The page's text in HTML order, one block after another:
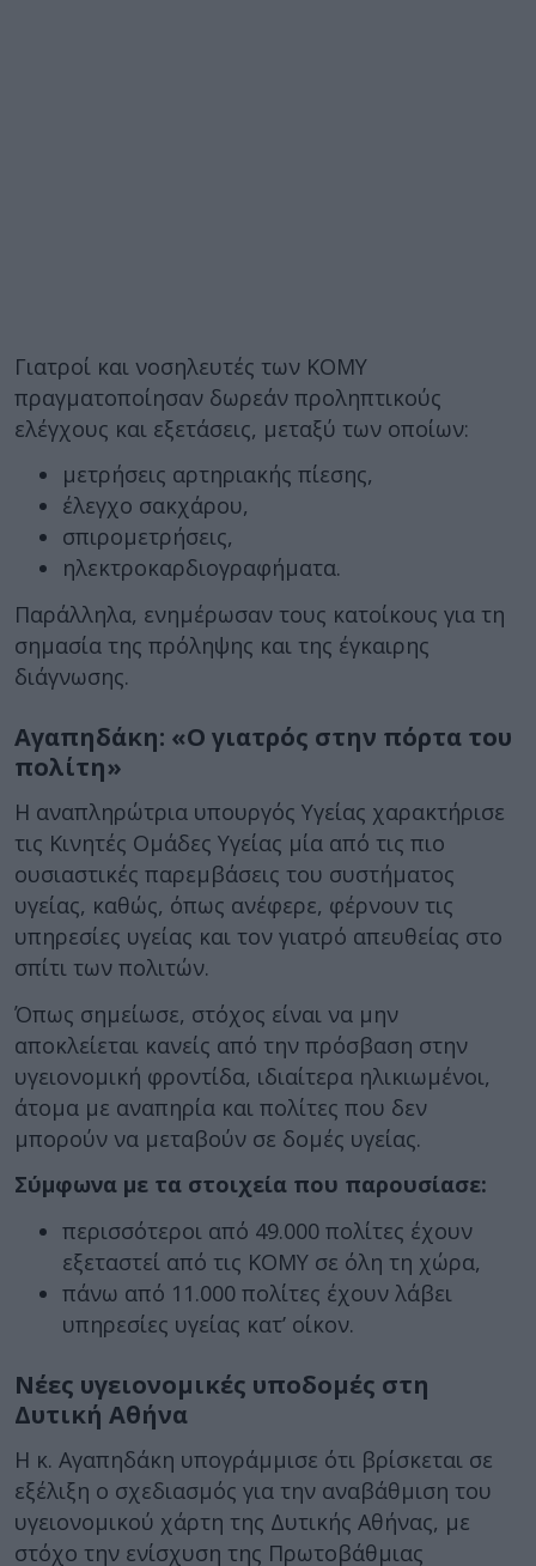
Γιατροί και νοσηλευτές των ΚΟΜΥ
πραγματοποίησαν δωρεάν προληπτικούς
ελέγχους και εξετάσεις, μεταξύ των οποίων:
μετρήσεις αρτηριακής πίεσης,
έλεγχο σακχάρου,
σπιρομετρήσεις,
ηλεκτροκαρδιογραφήματα.
Παράλληλα, ενημέρωσαν τους κατοίκους για τη
σημασία της πρόληψης και της έγκαιρης
διάγνωσης.
Αγαπηδάκη: «Ο γιατρός στην πόρτα του
πολίτη»
Η αναπληρώτρια υπουργός Υγείας χαρακτήρισε
τις Κινητές Ομάδες Υγείας μία από τις πιο
ουσιαστικές παρεμβάσεις του συστήματος
υγείας, καθώς, όπως ανέφερε, φέρνουν τις
υπηρεσίες υγείας και τον γιατρό απευθείας στο
σπίτι των πολιτών.
Όπως σημείωσε, στόχος είναι να μην
αποκλείεται κανείς από την πρόσβαση στην
υγειονομική φροντίδα, ιδιαίτερα ηλικιωμένοι,
άτομα με αναπηρία και πολίτες που δεν
μπορούν να μεταβούν σε δομές υγείας.
Σύμφωνα με τα στοιχεία που παρουσίασε:
περισσότεροι από 49.000 πολίτες έχουν
εξεταστεί από τις ΚΟΜΥ σε όλη τη χώρα,
πάνω από 11.000 πολίτες έχουν λάβει
υπηρεσίες υγείας κατ’ οίκον.
Νέες υγειονομικές υποδομές στη
Δυτική Αθήνα
Η κ. Αγαπηδάκη υπογράμμισε ότι βρίσκεται σε
εξέλιξη ο σχεδιασμός για την αναβάθμιση του
υγειονομικού χάρτη της Δυτικής Αθήνας, με
στόχο την ενίσχυση της Πρωτοβάθμιας